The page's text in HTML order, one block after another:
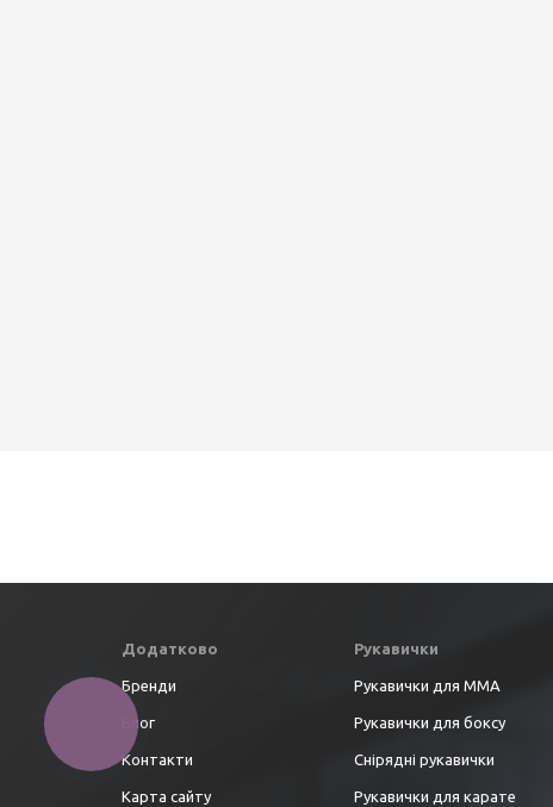
Додатково
Бренди
Блог
Контакти
Карта сайту
Рукавички
Рукавички для ММА
Рукавички для боксу
Снірядні рукавички
Рукавички для карате